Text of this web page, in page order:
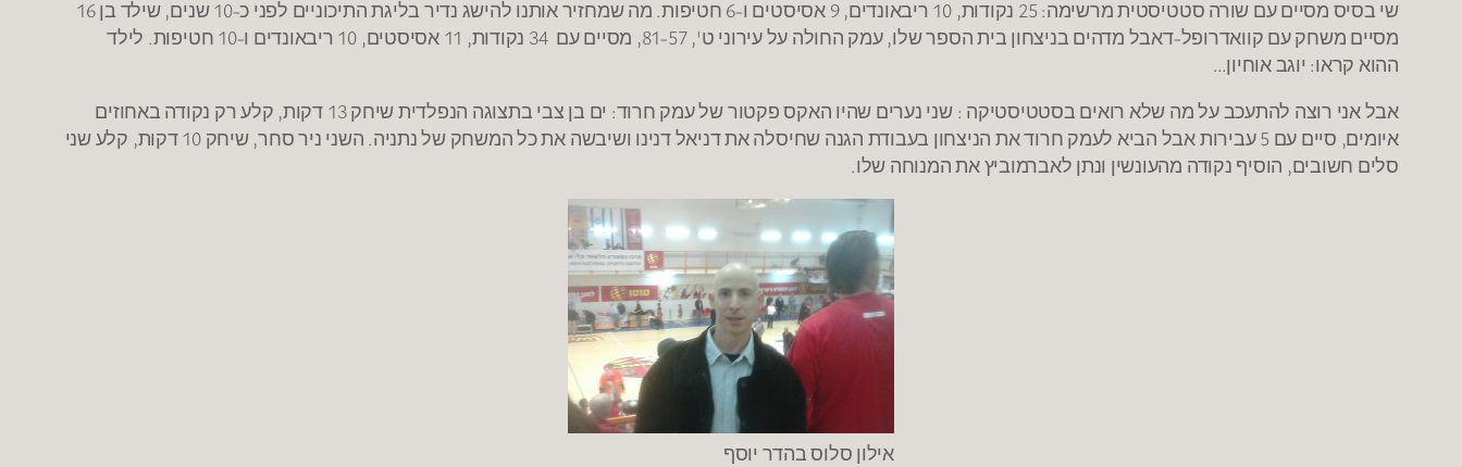
שי בסיס מסיים עם שורה סטטיסטית מרשימה: 25 נקודות, 10 ריבאונדים, 9 אסיסטים ו-6 חטיפות. מה שמחזיר אותנו להישג נדיר בליגת התיכוניים לפני כ-10 שנים, שילד בן 16
מסיים משחק עם קוואדרופל-דאבל מדהים בניצחון בית הספר שלו, עמק החולה על עירוני ט', 81-57, מסיים עם 34 נקודות, 11 אסיסטים, 10 ריבאונדים ו-10 חטיפות. לילד
ההוא קראו: יוגב אוחיון…
אבל אני רוצה להתעכב על מה שלא רואים בסטטיסטיקה : שני נערים שהיו האקס פקטור של עמק חרוד: ים בן צבי בתצוגה הנפלדית שיחק 13 דקות, קלע רק נקודה באחוזים
איומים, סיים עם 5 עבירות אבל הביא לעמק חרוד את הניצחון בעבודת הגנה שחיסלה את דניאל דנינו ושיבשה את כל המשחק של נתניה. השני ניר סחר, שיחק 10 דקות, קלע שני
סלים חשובים, הוסיף נקודה מהעונשין ונתן לאברמוביץ את המנוחה שלו.
אילון סלוס בהדר יוסף